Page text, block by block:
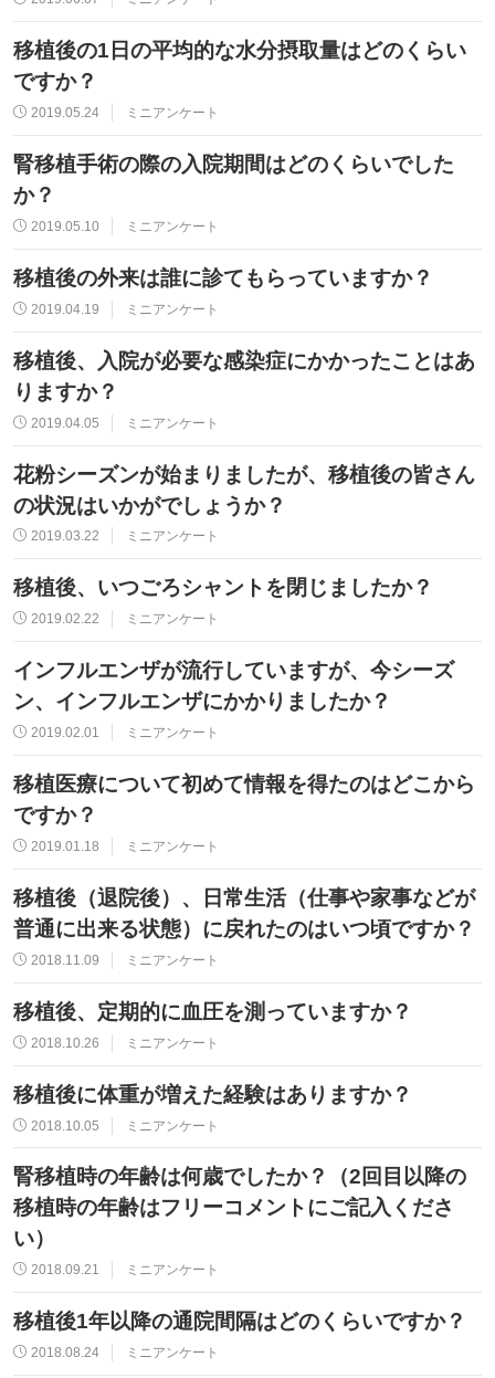
移植後の1日の平均的な水分摂取量はどのくらい
ですか？
2019.05.24 ミニアンケート
腎移植手術の際の入院期間はどのくらいでした
か？
2019.05.10 ミニアンケート
移植後の外来は誰に診てもらっていますか？
2019.04.19 ミニアンケート
移植後、入院が必要な感染症にかかったことはあ
りますか？
2019.04.05 ミニアンケート
花粉シーズンが始まりましたが、移植後の皆さん
の状況はいかがでしょうか？
2019.03.22 ミニアンケート
移植後、いつごろシャントを閉じましたか？
2019.02.22 ミニアンケート
インフルエンザが流行していますが、今シーズ
ン、インフルエンザにかかりましたか？
2019.02.01 ミニアンケート
移植医療について初めて情報を得たのはどこから
ですか？
2019.01.18 ミニアンケート
移植後（退院後）、日常生活（仕事や家事などが
普通に出来る状態）に戻れたのはいつ頃ですか？
2018.11.09 ミニアンケート
移植後、定期的に血圧を測っていますか？
2018.10.26 ミニアンケート
移植後に体重が増えた経験はありますか？
2018.10.05 ミニアンケート
腎移植時の年齢は何歳でしたか？（2回目以降の
移植時の年齢はフリーコメントにご記入くださ
い）
2018.09.21 ミニアンケート
移植後1年以降の通院間隔はどのくらいですか？
2018.08.24 ミニアンケート